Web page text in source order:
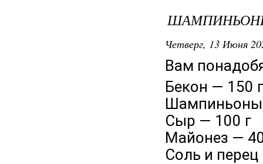
Четверг, 13 Июня
Вам
Бекон — 150 г
Шампиньоны
Сыр — 100 г
Майонез —
Соль и